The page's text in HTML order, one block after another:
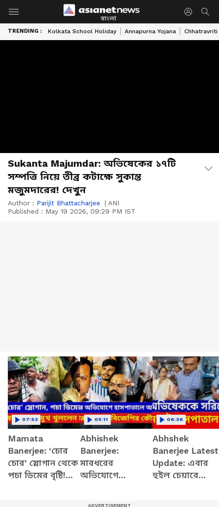
বাংলা
TRENDING : Kolkata School Holiday Annapurna Yojana Chhatravriti
Sukanta Majumdar: অভিষেকের ১৭টি
সম্পত্তি নিয়ে তীব্র কটাক্ষে সুকান্ত
মজুমদারের! দেখুন
Author : Parijit Bhattacharjee | ANI
Published : May 19 2026, 09:29 PM IST
Mamata
Banerjee: ‘চোর
চোর’ স্লোগান থেকে
পচা ডিমের বৃষ্টি!
07:53
Abhishek
Banerjee:
মারধরের
অভিযোগে
05:11
Abhshek
Banerjee Latest
Update: এবার
হুইল চেয়ারে
06:36